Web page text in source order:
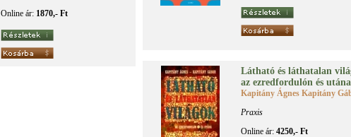
Online ár: 1870,- Ft
Lát­ha­tó és lát­ha­ta­lan
az ez­red­for­du­lón és utá­na
Kapitány Ágnes Kapitány
Praxis
Online ár: 4250,- Ft